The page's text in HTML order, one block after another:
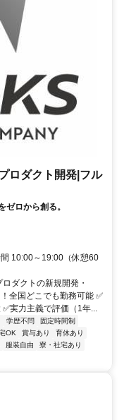
ロダクト開発|フル
ロから創る。
10:00～19:00（休憩60
ダクトの新規開発・
全国どこでも勤務可能 ✅
実力主義で評価（1年...
学歴不問
固定時間制
OK 賞与あり
育休あり
服装自由
寮・社宅あり